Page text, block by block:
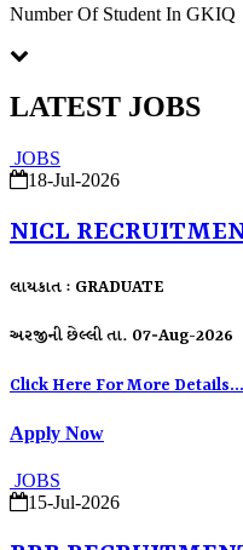
Number Of Student In GKIQ
LATEST JOBS
JOBS
18-Jul-2026
NICL
લાયકાત : GRADUATE
અરજીની છેલ્લી તા. 07-Aug-2026
Click Here For More Details...
Apply Now
JOBS
15-Jul-2026